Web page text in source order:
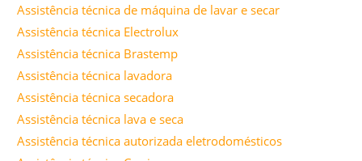
Assistência técnica de máquina de lavar e secar
Assistência técnica Electrolux
Assistência técnica Brastemp
Assistência técnica lavadora
Assistência técnica secadora
Assistência técnica lava e seca
Assistência técnica autorizada eletrodomésticos